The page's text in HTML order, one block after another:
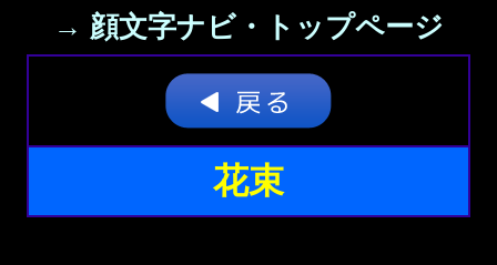
→ 顔文字ナビ・トップページ
花束